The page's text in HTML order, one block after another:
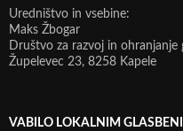
Uredništvo in vsebine:
Maks Žbogar
Društvo za razvoj in ohranjanje
Župelevec 23, 8258 Kapele
VABILO LOKALNIM